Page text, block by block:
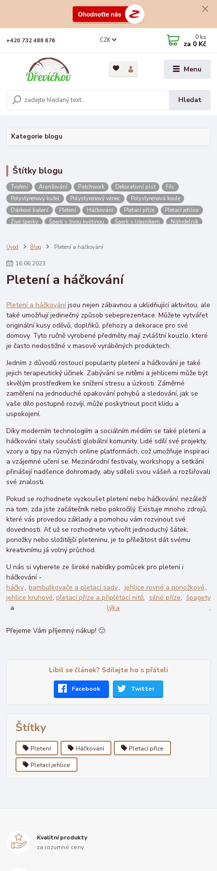
Menu
CZK
Hledat
+420 732 488 676 0 ks
za 0 Kč
Kategorie blogu
Štítky blogu
Tvoření Aranžování Patchwork Dekorativní plsť
Filc
Polystyrenový kužel
Polystyrenový věnec
Polystyrenová koule
Dárkové balení
Pletení Háčkování Pletací příze
Pletací jehlice
Živé šperky
Šperk s živou květinou Šperk s lišejníkem
Náhrdelník
Dřevěný kruh na lapač snů ruh na lapač snů
1 růžová ostrá
Úvod Blog Pletení a háčkování
16.06.2023
Pletení a háčkování
Pletení a háčkováníjsou nejen zábavnou a uklidňující aktivitou, ale
také umožňují jedinečný způsob sebeprezentace. Můžete vytvářet
originální kusy oděvů, doplňků, přehozy a dekorace pro své
domovy. Tyto ručně vyrobené předměty mají zvláštní kouzlo, které
je často nedostižné v masově vyráběných produktech.
Jedním z důvodů rostoucí popularity pletení a háčkování je také
jejich terapeutický účinek. Zabývání se nitěmi a jehlicemi může být
skvělým prostředkem ke snížení stresu a úzkosti. Záměrné
zaměření na jednoduché opakování pohybů a sledování, jak se
vaše dílo postupně rozvíjí, může poskytnout pocit klidu a
uspokojení.
Díky moderním technologiím a sociálním médiím se také pletení a
háčkování staly součástí globální komunity. Lidé sdílí své projekty,
vzory a tipy na různých online platformách, což umožňuje inspiraci
a vzájemné učení se. Mezinárodní festivaly, workshopy a setkání
přinášejí nadšence dohromady, aby sdíleli svou vášeň a rozšiřovali
své znalosti.
Pokud se rozhodnete vyzkoušet pletení nebo háčkování, nezáleží
na tom, zda jste začátečník nebo pokročilý. Existuje mnoho zdrojů,
které vás provedou základy a pomohou vám rozvinout své
dovednosti. Ať už se rozhodnete vytvořit jednoduchý šátek,
ponožky nebo složitější pleteninu, je to příležitost dát svému
kreativnímu já volný průchod.
U nás si vyberete ze široké nabídky pomůcek pro pletení i
háčkování -
háčky, bambulkovače a pletací sady, jehlice rovné a ponožkové,
jehlice kruhové,pletací příze a připlétací nitě, silné příze, špagety
a
lýka .
Přejeme Vám příjemný nákup! 🙂
Líbil se článek? Sdílejte ho s přáteli
Facebook Twitter
Štítky
Pletení Háčkování Pletací příze
Pletací jehlice
Kvalitní produkty
za rozumné ceny